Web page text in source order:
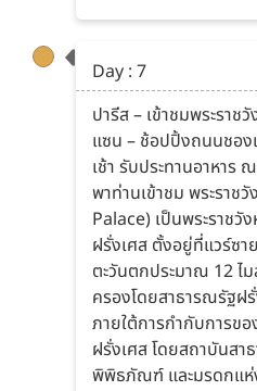
Day : 7
ปารีส – เข้าชมพระราช
แซน – ช้อปปิ้งถนนชอง
เช้า รับประทานอาหาร
พาท่านเข้าชม พระราช
Palace) เป็นพระราชวั
ฝรั่งเศส ตั้งอยู่ที่แวร์ซา
ตะวันตกประมาณ 12 ไ
ครองโดยสาธารณรัฐฝ
ภายใต้การกำกับการข
ฝรั่งเศส โดยสถาบันสา
พิพิธภัณฑ์ และมรดกแห่